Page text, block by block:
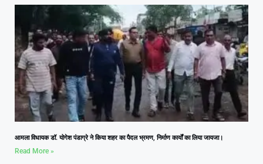
आमला विधायक डॉ. योगेश पंडाग्रे ने किया शहर का पैदल भ्रमण, निर्माण कार्यों का लिया जायजा।
Read More »